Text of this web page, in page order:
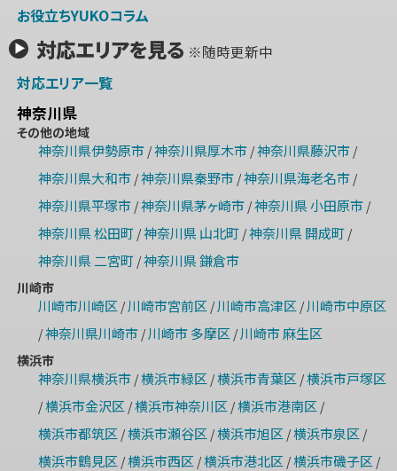
お役立ちYUKOコラム
対応エリアを見る ※随時更新中
対応エリア一覧
神奈川県
その他の地域
神奈川県伊勢原市/神奈川県厚木市/神奈川県藤沢市/
神奈川県大和市/神奈川県秦野市/神奈川県海老名市/
神奈川県平塚市/神奈川県茅ヶ崎市/神奈川県 小田原市/
神奈川県 松田町/神奈川県 山北町/神奈川県 開成町/
神奈川県 二宮町/神奈川県 鎌倉市
川崎市
川崎市川崎区 / 川崎市宮前区 / 川崎市高津区 / 川崎市中原区
/神奈川県川崎市/ 川崎市 多摩区 / 川崎市 麻生区
横浜市
神奈川県横浜市/横浜市緑区 /横浜市青葉区 /横浜市戸塚区
/横浜市金沢区 /横浜市神奈川区 /横浜市港南区 /
横浜市都筑区 /横浜市瀬谷区 /横浜市旭区 /横浜市泉区 /
横浜市鶴見区 /横浜市西区 /横浜市港北区 /横浜市磯子区 /